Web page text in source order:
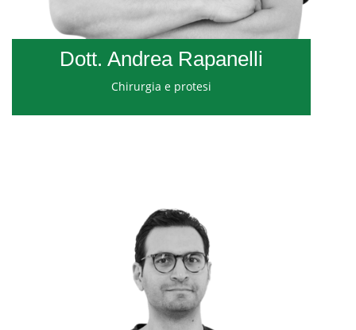
Dott. Andrea Rapanelli
Chirurgia e protesi